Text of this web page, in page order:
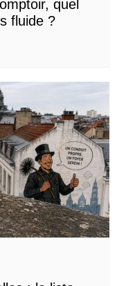
quel
fluide ?